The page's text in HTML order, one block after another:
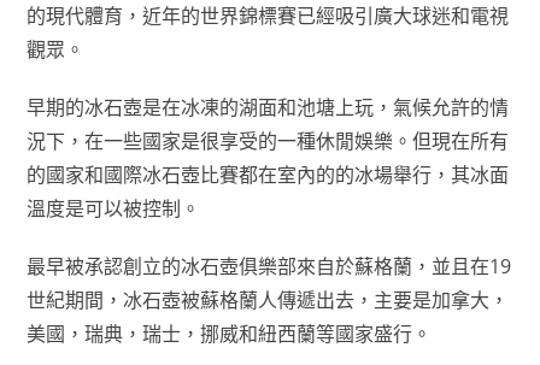
的現代體育，近年的世界錦標賽已經吸引廣大球迷和電視
觀眾。
早期的冰石壺是在冰凍的湖面和池塘上玩，氣候允許的情
況下，在一些國家是很享受的一種休閒娛樂。但現在所有
的國家和國際冰石壺比賽都在室內的的冰場舉行，其冰面
溫度是可以被控制。
最早被承認創立的冰石壺俱樂部來自於蘇格蘭，並且在19
世紀期間，冰石壺被蘇格蘭人傳遞出去，主要是加拿大，
美國，瑞典，瑞士，挪威和紐西蘭等國家盛行。